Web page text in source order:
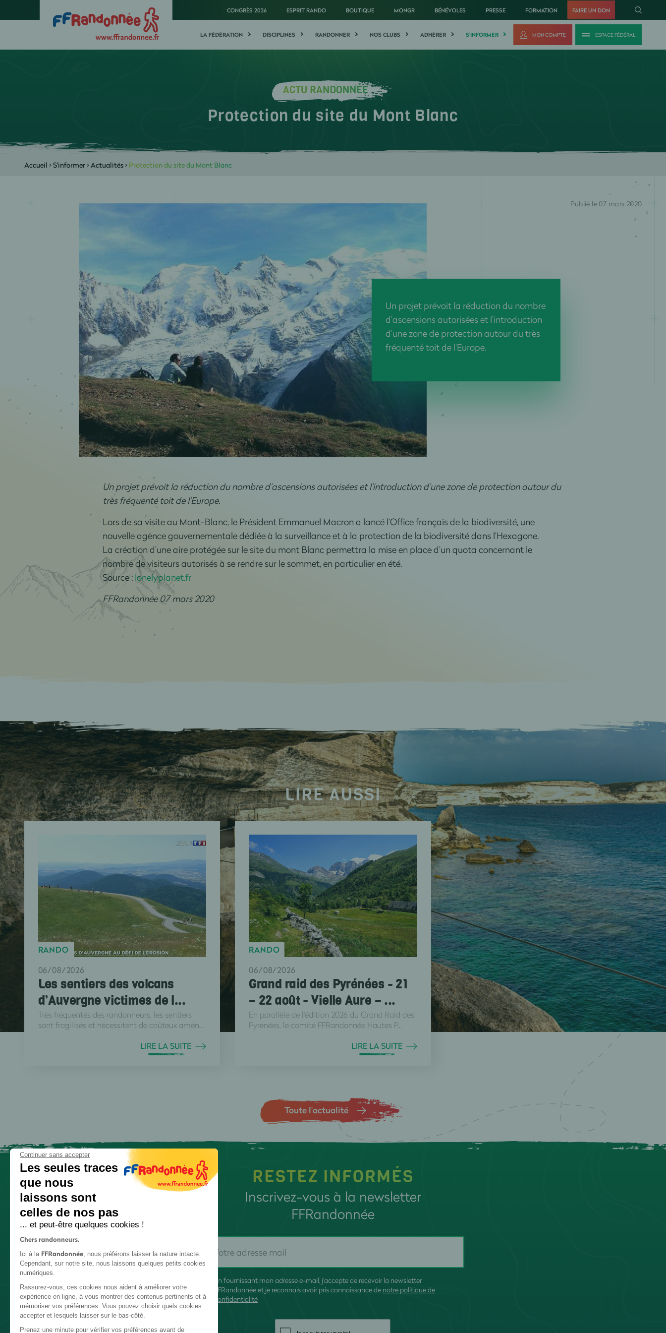
CONGRÈS 2026 ESPRIT RANDO BOUTIQUE MONGR BÉNÉVOLES PRESSE FORMATION FAIRE UN DON
LA FÉDÉRATION DISCIPLINES RANDONNER NOS CLUBS ADHÉRER S'INFORMER MON COMPTE ESPACE FÉDÉRAL
ACTU RANDONNÉE
Protection du site du Mont Blanc
Accueil >S'informer>Actualités> Protection du site du Mont Blanc
Un projet prévoit la réduction du nombre
d’ascensions autorisées et l’introduction
d’une zone de protection autour du très
fréquenté toit de l’Europe.
Publié le 07 mars 2020
Un projet prévoit la réduction du nombre d’ascensions autorisées et l’introduction d’une zone de protection autour du
très fréquenté toit de l’Europe.
Lors de sa visite au Mont-Blanc, le Président Emmanuel Macron a lancé l’Office français de la biodiversité, une
nouvelle agence gouvernementale dédiée à la surveillance et à la protection de la biodiversité dans l’Hexagone.
La création d’une aire protégée sur le site du mont Blanc permettra la mise en place d’un quota concernant le
nombre de visiteurs autorisés à se rendre sur le sommet, en particulier en été.
Source : lonelyplanet.fr
FFRandonnée 07 mars 2020
LIRE AUSSI
RANDO
06/08/2026
Les sentiers des volcans
d’Auvergne victimes de l...
Très fréquentés des randonneurs, les sentiers
sont fragilisés et nécessitent de coûteux amén...
LIRE LA SUITE
RANDO
06/08/2026
Grand raid des Pyrénées - 21
– 22 août - Vielle Aure – ...
En parallèle de l'édition 2026 du Grand Raid des
Pyrénées, le comité FFRandonnée Hautes P...
LIRE LA SUITE
Toute l’actualité
RESTEZ INFORMÉS
Inscrivez-vous à la newsletter
FFRandonnée
En fournissant mon adresse e-mail, j'accepte de recevoir la newsletter
FFRandonnée et je reconnais avoir pris connaissance de notre politique de
confidentialité
Continuer sans accepter
Les seules traces
que nous
laissons sont
celles de nos pas
... et peut-être quelques cookies !
Chers randonneurs,
Ici à la FFRandonnée, nous préférons laisser la nature intacte.
Cependant, sur notre site, nous laissons quelques petits cookies
numériques.
Rassurez-vous, ces cookies nous aident à améliorer votre
expérience en ligne, à vous montrer des contenus pertinents et à
mémoriser vos préférences. Vous pouvez choisir quels cookies
accepter et lesquels laisser sur le bas-côté.
Prenez une minute pour vérifier vos préférences avant de